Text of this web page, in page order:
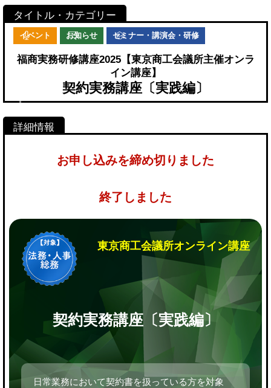
イベント お知らせ セミナー・講演会・研修
福商実務研修講座2025【東京商工会議所主催オンラ
イン講座】
契約実務講座〔実践編〕
お申し込みを締め切りました
終了しました
東京商工会議所オンライン講座
契約実務講座〔実践編〕
日常業務において契約書を扱っている方を対象